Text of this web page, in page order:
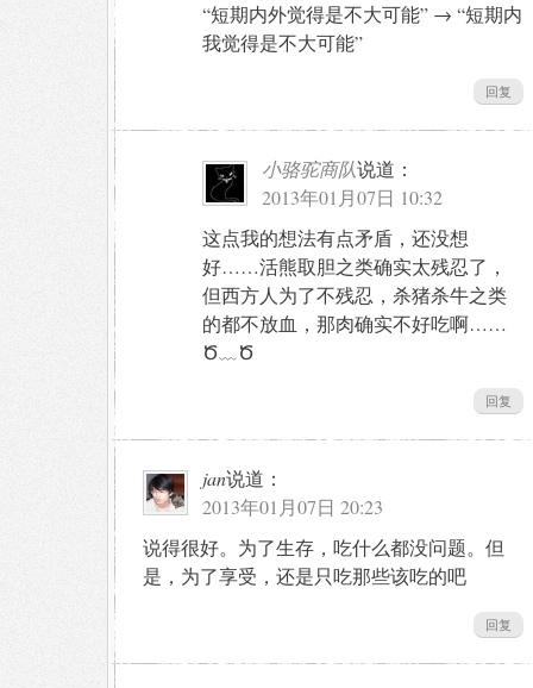
“短期内外觉得是不大可能” → “短期内
我觉得是不大可能”
回复
小骆驼商队说道：
2013年01月07日 10:32
这点我的想法有点矛盾，还没想
好……活熊取胆之类确实太残忍了，
但西方人为了不残忍，杀猪杀牛之类
的都不放血，那肉确实不好吃啊……
Ծ﹏Ծ
回复
jan说道：
2013年01月07日 20:23
说得很好。为了生存，吃什么都没问题。但
是，为了享受，还是只吃那些该吃的吧
回复